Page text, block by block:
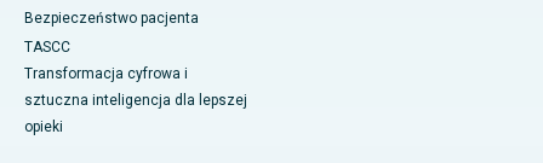
Bezpieczeństwo pacjenta
TASCC
Transformacja cyfrowa i
sztuczna inteligencja dla lepszej
opieki